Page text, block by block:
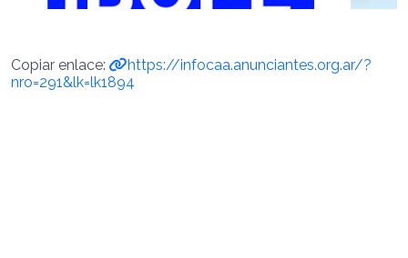
Copiar enlace:
https://infocaa.anunciantes.org.ar/?
nro=291&lk=lk1894